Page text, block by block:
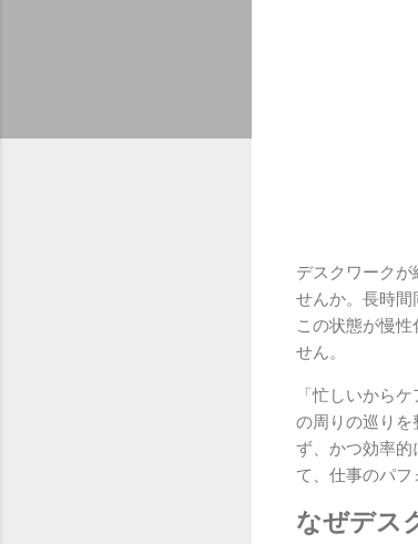
デスクワーク
せんか。長時間
この状態が慢
せん。
「忙しいから
の周りの巡り
ず、かつ効率
て、仕事のパフ
なぜデス